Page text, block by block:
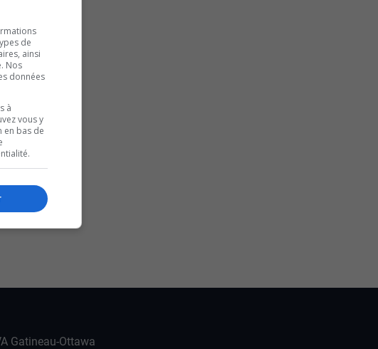
Gatineau-Ottawa
de
ainsi
Nos
données
à
vous y
en bas de